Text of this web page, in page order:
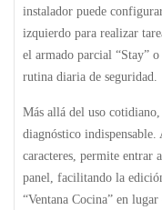
instalador puede
izquierdo para realizar
el armado parcial “Stay”
rutina diaria de seguridad.
Más allá del uso cotidiano,
diagnóstico
caracteres, permite entrar
panel, facilitando la
“Ventana Cocina” en